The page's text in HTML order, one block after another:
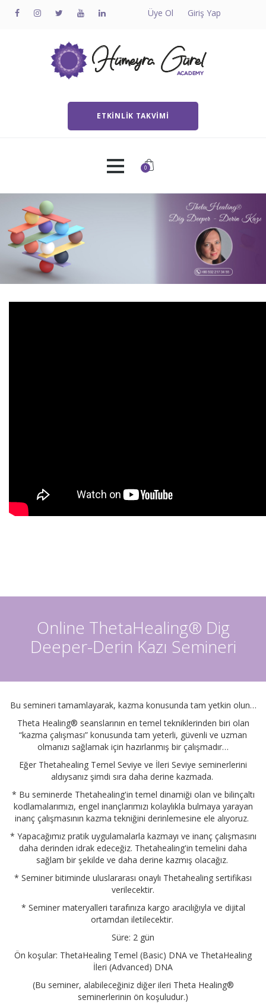
Üye Ol Giriş Yap
ETKINLIK TAKVIMI
0
Ana Sayfa
Hakkında
Bireysel Seans
English
Online ThetaHealing® Dig
Deeper-Derin Kazı Semineri
Bu semineri tamamlayarak, kazma konusunda tam yetkin olun…
Theta Healing® seanslarının en temel tekniklerinden biri olan
“kazma çalışması” konusunda tam yeterli, güvenli ve uzman
olmanızı sağlamak için hazırlanmış bir çalışmadır…
Eğer Thetahealing Temel Seviye ve İleri Seviye seminerlerini
aldıysanız şimdi sıra daha derine kazmada.
* Bu seminerde Thetahealing'in temel dinamiği olan ve bilinçaltı
kodlamalarımızı, engel inançlarımızı kolaylıkla bulmaya yarayan
inanç çalışmasının kazma tekniğini derinlemesine ele alıyoruz.
* Yapacağımız pratik uygulamalarla kazmayı ve inanç çalışmasını
daha derinden idrak edeceğiz. Thetahealing'in temelini daha
sağlam bir şekilde ve daha derine kazmış olacağız.
* Seminer bitiminde uluslararası onaylı Thetahealing sertifikası
verilecektir.
* Seminer materyalleri tarafınıza kargo aracılığıyla ve dijital
ortamdan iletilecektir.
Süre: 2 gün
Ön koşular: ThetaHealing Temel (Basic) DNA ve ThetaHealing
İleri (Advanced) DNA
(Bu seminer, alabileceğiniz diğer ileri Theta Healing®
seminerlerinin ön koşuludur.)